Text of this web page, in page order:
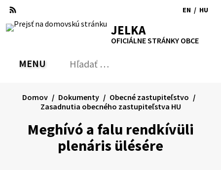
Preskočiť
obsah
RSS MapaTlačiť
Zvýšiť
kontrast
písmapísma
EN
to
/ HU
JELKA
OFICIÁLNE STRÁNKY OBCE
PREPNÚŤ
MENU Hľadať:
Meghívó a falu rendkívüli
plenáris ülésére
Domov Dokumenty
Obecné zastupiteľstvo
Zasadnutia obecného zastupiteľstva HU